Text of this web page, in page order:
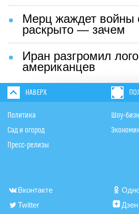
Мерц жаждет войны
раскрыто — зачем
Иран разгромил
американцев
НАВЕРХ
Политика
Сад и огород
Пресс-релизы
Шоу-
Вконтакте
Twitter
Дзен